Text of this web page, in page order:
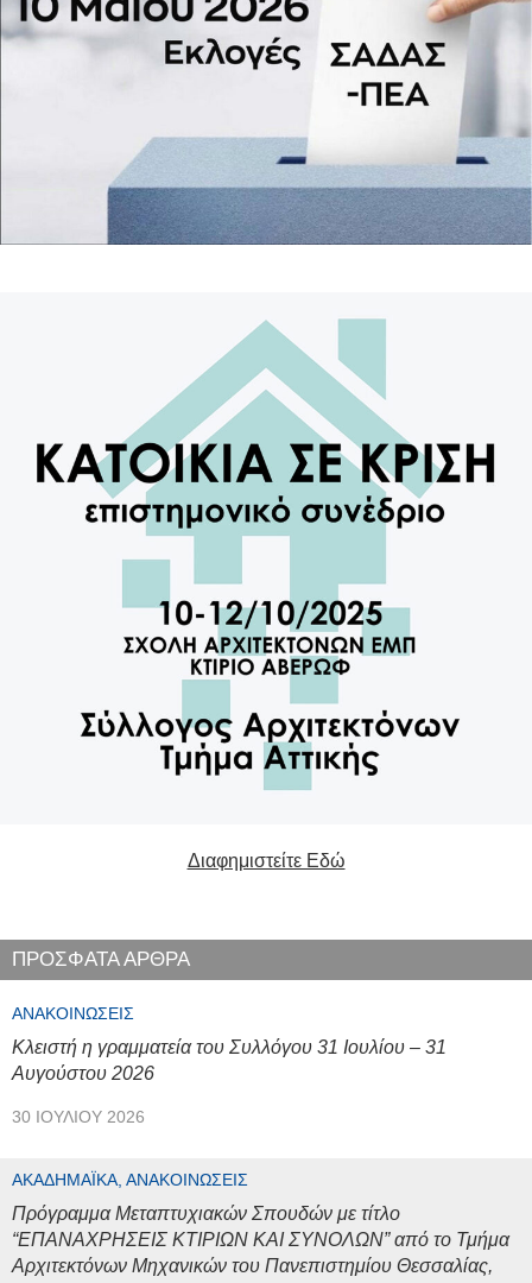
Διαφημιστείτε Εδώ
ΠΡΟΣΦΑΤΑ ΑΡΘΡΑ
ΑΝΑΚΟΙΝΏΣΕΙΣ
Κλειστή η γραμματεία του Συλλόγου 31 Ιουλίου – 31
Αυγούστου 2026
30 ΙΟΥΛΊΟΥ 2026
ΑΚΑΔΗΜΑΪΚΆ, ΑΝΑΚΟΙΝΏΣΕΙΣ
Πρόγραμμα Μεταπτυχιακών Σπουδών με τίτλο
“ΕΠΑΝΑΧΡΗΣΕΙΣ ΚΤΙΡΙΩΝ ΚΑΙ ΣΥΝΟΛΩΝ” από το Τμήμα
Αρχιτεκτόνων Μηχανικών του Πανεπιστημίου Θεσσαλίας,